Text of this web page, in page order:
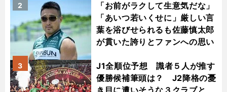
「お前がラクして生意気だな」
「あいつ若いくせに」厳しい言
葉を浴びせられるも佐藤慎太郎
が貫いた誇りとファンへの思い
2
J1全順位予想 識者５人が推す
優勝候補筆頭は？ J2降格の憂
3